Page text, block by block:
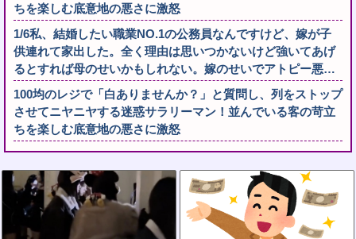
ちを楽しむ底意地の悪さに激怒
1/6私、結婚したい職業NO.1の公務員なんですけど、嫁が子
供連れて家出した。全く理由は思いつかないけど強いてあげ
るとすれば母のせいかもしれない。嫁のせいでアトピー悪…
100均のレジで「白ありませんか？」と質問し、列をストップ
させてニヤニヤする迷惑サラリーマン！並んでいる客の苛立
ちを楽しむ底意地の悪さに激怒